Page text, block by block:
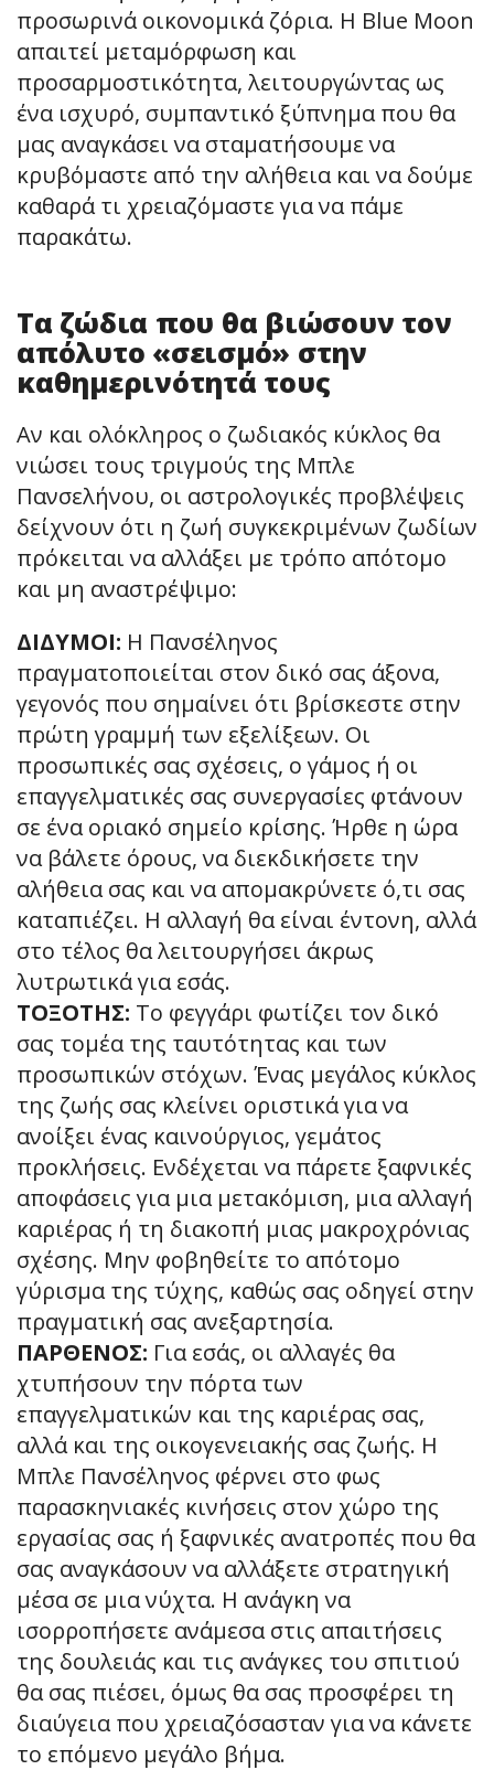
προσωρινά οικονομικά ζόρια. Η Blue Moon
απαιτεί μεταμόρφωση και
προσαρμοστικότητα, λειτουργώντας ως
ένα ισχυρό, συμπαντικό ξύπνημα που θα
μας αναγκάσει να σταματήσουμε να
κρυβόμαστε από την αλήθεια και να δούμε
καθαρά τι χρειαζόμαστε για να πάμε
παρακάτω.
Τα ζώδια που θα βιώσουν τον
απόλυτο «σεισμό» στην
καθημερινότητά τους
Αν και ολόκληρος ο ζωδιακός κύκλος θα
νιώσει τους τριγμούς της Μπλε
Πανσελήνου, οι αστρολογικές προβλέψεις
δείχνουν ότι η ζωή συγκεκριμένων ζωδίων
πρόκειται να αλλάξει με τρόπο απότομο
και μη αναστρέψιμο:
ΔΙΔΥΜΟΙ: Η Πανσέληνος
πραγματοποιείται στον δικό σας άξονα,
γεγονός που σημαίνει ότι βρίσκεστε στην
πρώτη γραμμή των εξελίξεων. Οι
προσωπικές σας σχέσεις, ο γάμος ή οι
επαγγελματικές σας συνεργασίες φτάνουν
σε ένα οριακό σημείο κρίσης. Ήρθε η ώρα
να βάλετε όρους, να διεκδικήσετε την
αλήθεια σας και να απομακρύνετε ό,τι σας
καταπιέζει. Η αλλαγή θα είναι έντονη, αλλά
στο τέλος θα λειτουργήσει άκρως
λυτρωτικά για εσάς.
ΤΟΞΟΤΗΣ: Το φεγγάρι φωτίζει τον δικό
σας τομέα της ταυτότητας και των
προσωπικών στόχων. Ένας μεγάλος κύκλος
της ζωής σας κλείνει οριστικά για να
ανοίξει ένας καινούργιος, γεμάτος
προκλήσεις. Ενδέχεται να πάρετε ξαφνικές
αποφάσεις για μια μετακόμιση, μια αλλαγή
καριέρας ή τη διακοπή μιας μακροχρόνιας
σχέσης. Μην φοβηθείτε το απότομο
γύρισμα της τύχης, καθώς σας οδηγεί στην
πραγματική σας ανεξαρτησία.
ΠΑΡΘΕΝΟΣ: Για εσάς, οι αλλαγές θα
χτυπήσουν την πόρτα των
επαγγελματικών και της καριέρας σας,
αλλά και της οικογενειακής σας ζωής. Η
Μπλε Πανσέληνος φέρνει στο φως
παρασκηνιακές κινήσεις στον χώρο της
εργασίας σας ή ξαφνικές ανατροπές που θα
σας αναγκάσουν να αλλάξετε στρατηγική
μέσα σε μια νύχτα. Η ανάγκη να
ισορροπήσετε ανάμεσα στις απαιτήσεις
της δουλειάς και τις ανάγκες του σπιτιού
θα σας πιέσει, όμως θα σας προσφέρει τη
διαύγεια που χρειαζόσασταν για να κάνετε
το επόμενο μεγάλο βήμα.